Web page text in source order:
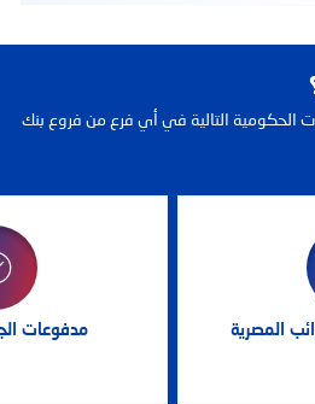
الحكومية التالية في أي فرع من فروع بنك
المصرية مدفوعات